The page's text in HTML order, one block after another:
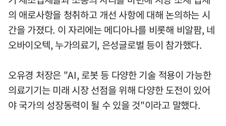
의 애로사항을 청취하고 개선 사항에 대해 논의하는 시
간을 가졌다. 이 자리에는 메디아나를 비롯해 비알팜, 네
오바이오텍, 누가의료기, 은성글로벌 등이 참가했다.
오유경 처장은 "AI, 로봇 등 다양한 기술 적용이 가능한
의료기기는 미래 시장 선점을 위해 다양한 도전이 있어
야 국가의 성장동력이 될 수 있을 것"이라고 말했다.